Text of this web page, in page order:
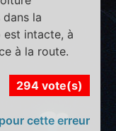
la
est intacte, à
à la route.
294 vote(s)
cette erreur